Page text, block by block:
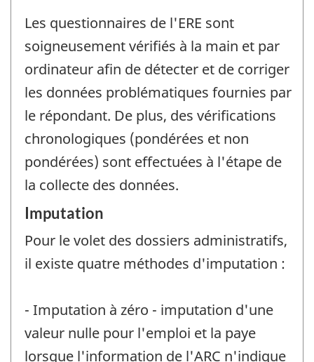
Les questionnaires de l'ERE sont
soigneusement vérifiés à la main et par
ordinateur afin de détecter et de corriger
les données problématiques fournies par
le répondant. De plus, des vérifications
chronologiques (pondérées et non
pondérées) sont effectuées à l'étape de
la collecte des données.
Imputation
Pour le volet des dossiers administratifs,
il existe quatre méthodes d'imputation :
- Imputation à zéro - imputation d'une
valeur nulle pour l'emploi et la paye
lorsque l'information de l'ARC n'indique